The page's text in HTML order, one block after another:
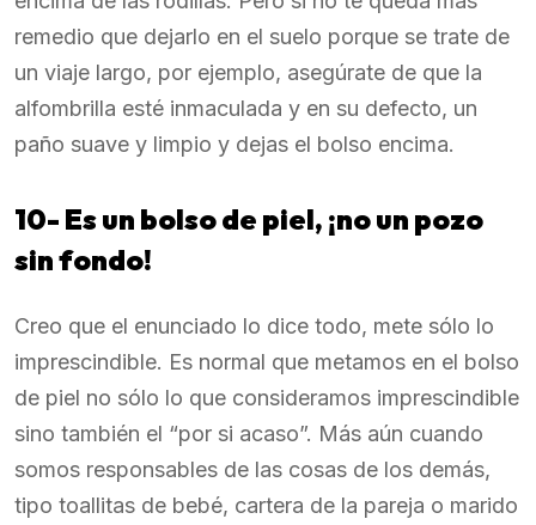
remedio que dejarlo en el suelo porque se trate de
un viaje largo, por ejemplo, asegúrate de que la
alfombrilla esté inmaculada y en su defecto, un
paño suave y limpio y dejas el bolso encima.
10- Es un bolso de piel, ¡no un pozo
sin fondo!
Creo que el enunciado lo dice todo, mete sólo lo
imprescindible. Es normal que metamos en el bolso
de piel no sólo lo que consideramos imprescindible
sino también el “por si acaso”. Más aún cuando
somos responsables de las cosas de los demás,
tipo toallitas de bebé, cartera de la pareja o marido